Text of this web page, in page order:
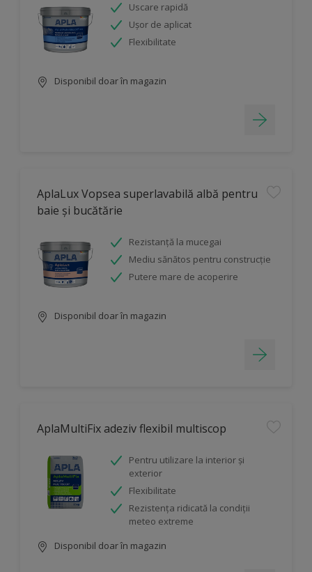
Uscare rapidă
Ușor de aplicat
Flexibilitate
Disponibil doar în magazin
AplaLux Vopsea superlavabilă albă pentru
baie și bucătărie
Rezistanță la mucegai
Mediu sănătos pentru construcție
Putere mare de acoperire
Disponibil doar în magazin
AplaMultiFix adeziv flexibil multiscop
Pentru utilizare la interior și
exterior
Flexibilitate
Rezistența ridicată la condiții
meteo extreme
Disponibil doar în magazin